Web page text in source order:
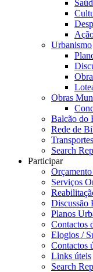
Urbanismo
Obras
Balcão do
Rede de
Search
Participar
Serviços
Discussão
Planos
Contactos
Elogios /
Contactos
Links úteis
Search